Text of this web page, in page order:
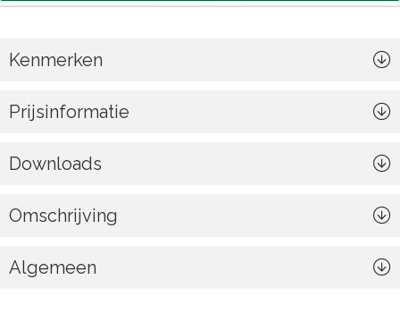
Kenmerken
Prijsinformatie
Downloads
Omschrijving
Algemeen